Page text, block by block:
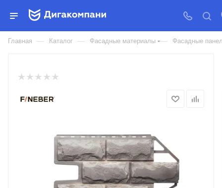
ФАСАДНАЯ ПАНЕЛЬ FINEBER
STANDART БЛОК
Главная — Каталог — Фасадные материалы — Фасадные